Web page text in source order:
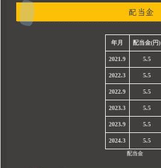
配当金
年月 配当金(円)
2021.9 5.5
2022.3 5.5
2022.9 5.5
2023.3 5.5
2023.9 5.5
2024.3 5.5
配当金